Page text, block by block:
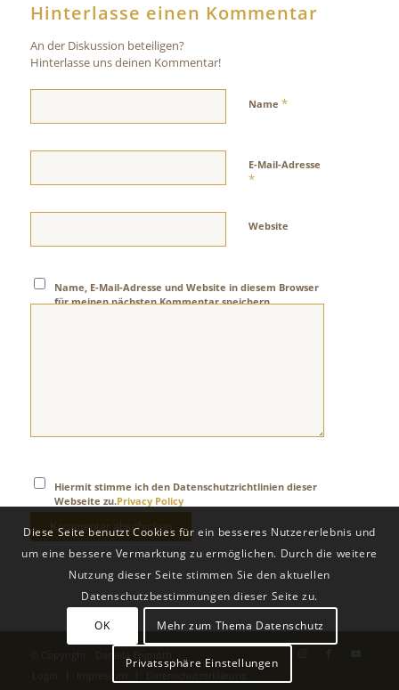
Hinterlasse einen Kommentar
An der Diskussion beteiligen?
Hinterlasse uns deinen Kommentar!
Name *
E-Mail-Adresse
*
Website
Name, E-Mail-Adresse und Website in diesem Browser
für meinen nächsten Kommentar speichern.
Hiermit stimme ich den Datenschutzrichtlinien dieser
Webseite zu.Privacy Policy
Diese Seite benutzt Cookies für ein besseres Nutzererlebnis und
um eine bessere Vermarktung zu ermöglichen. Durch die weitere
Nutzung dieser Seite stimmen Sie den aktuellen
Datenschutzbestimmungen dieser Seite zu.
OK
Mehr zum Thema Datenschutz
Privatssphäre Einstellungen